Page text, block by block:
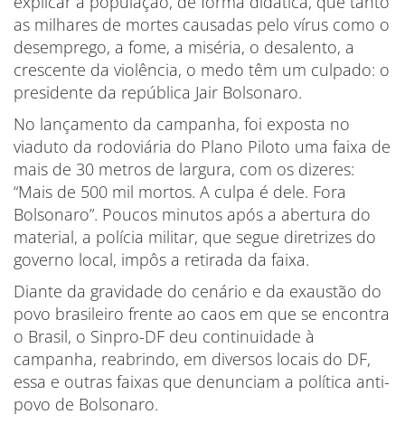
as milhares de mortes causadas pelo vírus como o
desemprego, a fome, a miséria, o desalento, a
crescente da violência, o medo têm um culpado: o
presidente da república Jair Bolsonaro.
No lançamento da campanha, foi exposta no
viaduto da rodoviária do Plano Piloto uma faixa de
mais de 30 metros de largura, com os dizeres:
“Mais de 500 mil mortos. A culpa é dele. Fora
Bolsonaro”. Poucos minutos após a abertura do
material, a polícia militar, que segue diretrizes do
governo local, impôs a retirada da faixa.
Diante da gravidade do cenário e da exaustão do
povo brasileiro frente ao caos em que se encontra
o Brasil, o Sinpro-DF deu continuidade à
campanha, reabrindo, em diversos locais do DF,
essa e outras faixas que denunciam a política anti-
povo de Bolsonaro.